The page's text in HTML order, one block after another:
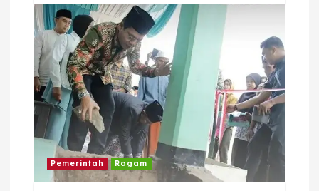
o
k
p
Pemerintah Ragam